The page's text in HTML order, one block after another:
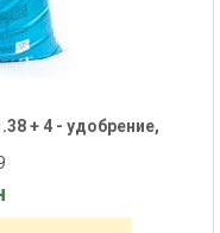
+ 4 - удобрение,